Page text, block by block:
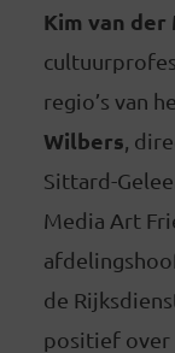
Kim van der
regio’s van
Wilbers ,
Sittard-
Media Art
de
positief over